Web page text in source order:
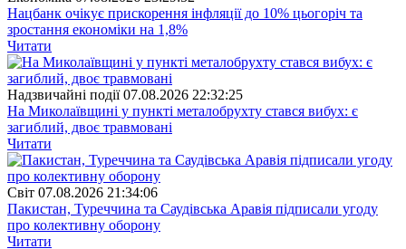
Нацбанк очікує прискорення інфляції до 10% цьогоріч та
зростання економіки на 1,8%
Читати
Надзвичайні події 07.08.2026 22:32:25
На Миколаївщині у пункті металобрухту стався вибух: є
загиблий, двоє травмовані
Читати
Свiт 07.08.2026 21:34:06
Пакистан, Туреччина та Саудівська Аравія підписали угоду
про колективну оборону
Читати